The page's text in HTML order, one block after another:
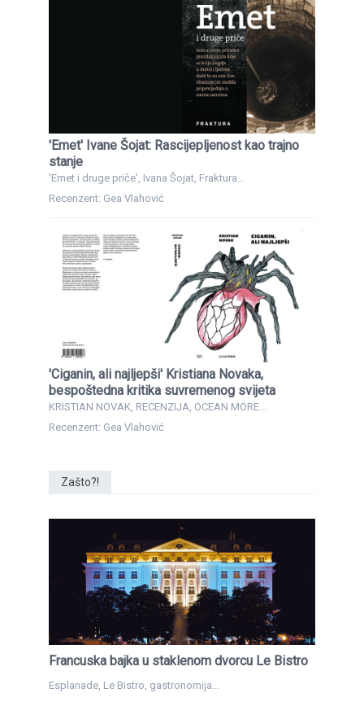
'Emet' Ivane Šojat: Rascijepljenost kao trajno
stanje
'Emet i druge priče', Ivana Šojat, Fraktura...
Recenzent: Gea Vlahović
'Ciganin, ali najljepši' Kristiana Novaka,
bespoštedna kritika suvremenog svijeta
KRISTIAN NOVAK, RECENZIJA, OCEAN MORE...
Recenzent: Gea Vlahović
Zašto?!
Francuska bajka u staklenom dvorcu Le Bistro
Esplanade, Le Bistro, gastronomija...